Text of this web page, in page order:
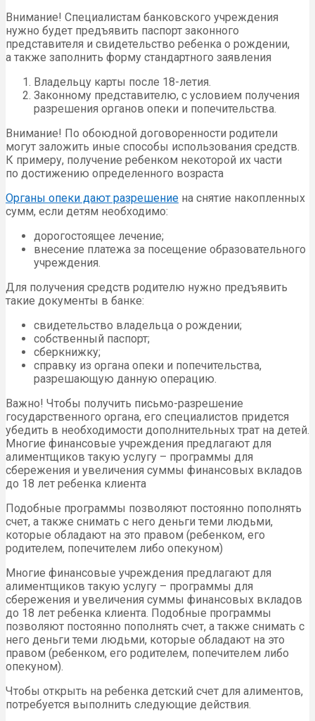
Внимание! Специалистам банковского учреждения
нужно будет предъявить паспорт законного
представителя и свидетельство ребенка о рождении,
а также заполнить форму стандартного заявления
Владельцу карты после 18-летия.
Законному представителю, с условием получения
разрешения органов опеки и попечительства.
Внимание! По обоюдной договоренности родители
могут заложить иные способы использования средств.
К примеру, получение ребенком некоторой их части
по достижению определенного возраста
Органы опеки дают разрешение на снятие накопленных
сумм, если детям необходимо:
дорогостоящее лечение;
внесение платежа за посещение образовательного
учреждения.
Для получения средств родителю нужно предъявить
такие документы в банке:
свидетельство владельца о рождении;
собственный паспорт;
сберкнижку;
справку из органа опеки и попечительства,
разрешающую данную операцию.
Важно! Чтобы получить письмо-разрешение
государственного органа, его специалистов придется
убедить в необходимости дополнительных трат на детей.
Многие финансовые учреждения предлагают для
алиментщиков такую услугу – программы для
сбережения и увеличения суммы финансовых вкладов
до 18 лет ребенка клиента
Подобные программы позволяют постоянно пополнять
счет, а также снимать с него деньги теми людьми,
которые обладают на это правом (ребенком, его
родителем, попечителем либо опекуном)
Многие финансовые учреждения предлагают для
алиментщиков такую услугу – программы для
сбережения и увеличения суммы финансовых вкладов
до 18 лет ребенка клиента. Подобные программы
позволяют постоянно пополнять счет, а также снимать с
него деньги теми людьми, которые обладают на это
правом (ребенком, его родителем, попечителем либо
опекуном).
Чтобы открыть на ребенка детский счет для алиментов,
потребуется выполнить следующие действия.